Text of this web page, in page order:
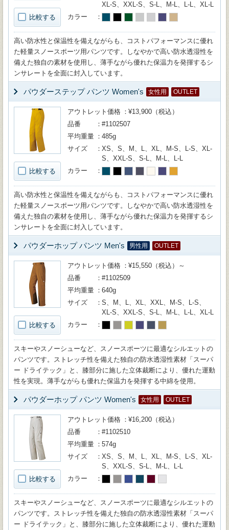
比較する
XL-S、XXL-S、S-L、M-L、L-L、XL-L
カラー
高い防水性と保温性を備えながらも、コストパフォーマンスに優れ
た軽量スノースポーツ用パンツです。しなやかで高い防水透湿性を
備えた独自の素材を使用し、薄手ながら優れた保温力を発揮するシ
ンサレートを全面に封入しています。
パウダーステップ パンツ Women's 女性用 OUTLET
比較する
アウトレット価格
¥13,900（税込）
品番
#1102507
平均重量
485g
サイズ
XS、S、M、L、XL、M-S、L-S、XL-
S、XXL-S、S-L、M-L、L-L
カラー
高い防水性と保温性を備えながらも、コストパフォーマンスに優れ
た軽量スノースポーツ用パンツです。しなやかで高い防水透湿性を
備えた独自の素材を使用し、薄手ながら優れた保温力を発揮するシ
ンサレートを全面に封入しています。
パウダーホップ パンツ Men's 男性用 OUTLET
比較する
アウトレット価格
¥15,550（税込）～
品番
#1102509
平均重量
640g
サイズ
S、M、L、XL、XXL、M-S、L-S、
XL-S、XXL-S、S-L、M-L、L-L、XL-L
カラー
スキーやスノーシューなど、スノースポーツに最適なシルエットの
パンツです。ストレッチ性を備えた独自の防水透湿性素材「スーパ
ー ドライテック」と、膝部分に施した立体裁断により、優れた運動
性を実現。薄手ながらも優れた保温力を発揮する中綿を使用。
パウダーホップ パンツ Women's 女性用 OUTLET
比較する
アウトレット価格
¥16,200（税込）
品番
#1102510
平均重量
574g
サイズ
XS、S、M、L、XL、M-S、L-S、XL-
S、XXL-S、S-L、M-L、L-L
カラー
スキーやスノーシューなど、スノースポーツに最適なシルエットの
パンツです。ストレッチ性を備えた独自の防水透湿性素材「スーパ
ー ドライテック」と、膝部分に施した立体裁断により、優れた運動